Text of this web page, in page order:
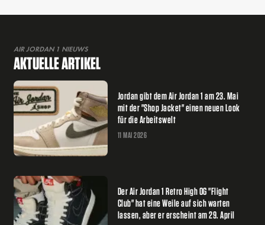
AIR JORDAN 1 NIEUWS
AKTUELLE ARTIKEL
Jordan gibt dem Air Jordan 1 am 23. Mai
mit der "Shop Jacket" einen neuen Look
für die Arbeitswelt
11 MAI 2026
Der Air Jordan 1 Retro High OG "Flight
Club" hat eine Weile auf sich warten
lassen, aber er erscheint am 29. April